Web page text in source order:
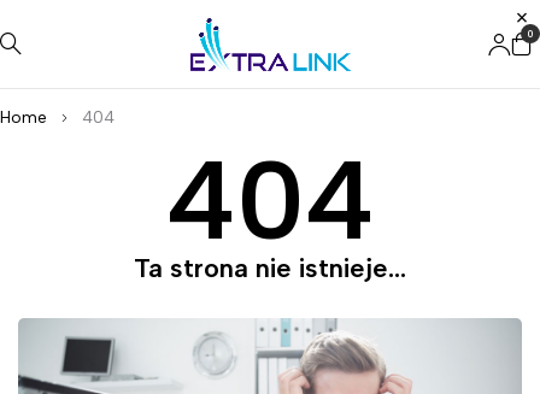
0
Home 404
404
Ta strona nie istnieje...